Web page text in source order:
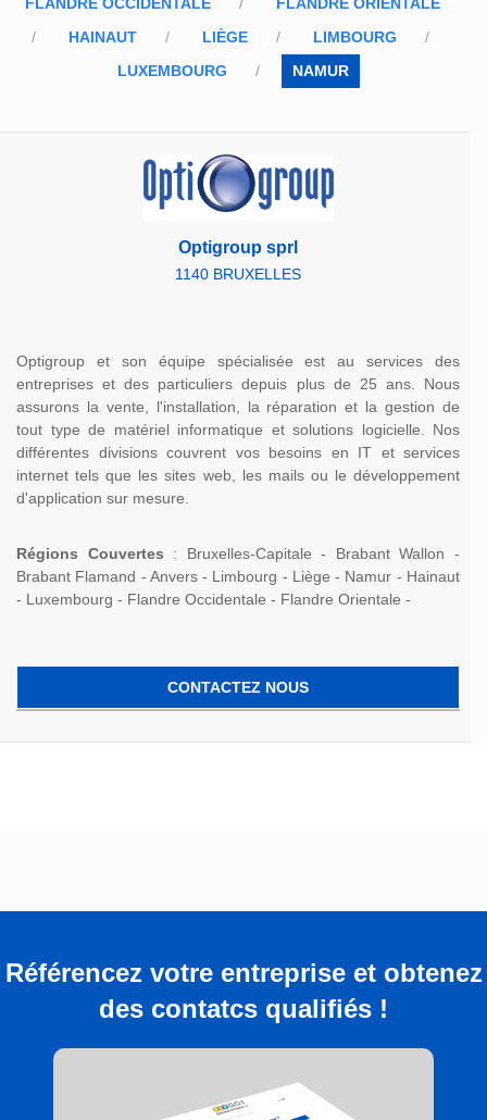
HAINAUT
LIÈGE
LIMBOURG
LUXEMBOURG
NAMUR
Optigroup sprl
1140 BRUXELLES
Optigroup et son équipe spécialisée est au services des
entreprises et des particuliers depuis plus de 25 ans. Nous
assurons la vente, l'installation, la réparation et la gestion de
tout type de matériel informatique et solutions logicielle. Nos
différentes divisions couvrent vos besoins en IT et services
internet tels que les sites web, les mails ou le développement
d'application sur mesure.
Régions Couvertes : Bruxelles-Capitale - Brabant Wallon -
Brabant Flamand - Anvers - Limbourg - Liège - Namur - Hainaut
- Luxembourg - Flandre Occidentale - Flandre Orientale -
CONTACTEZ NOUS
Référencez votre entreprise et obtenez
des contatcs qualifiés !